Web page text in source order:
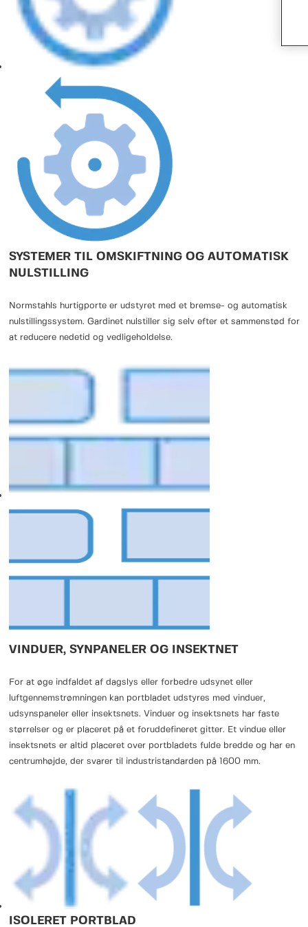
SYSTEMER TIL OMSKIFTNING OG AUTOMATISK
NULSTILLING
Normstahls hurtigporte er udstyret med et bremse- og automatisk
nulstillingssystem. Gardinet nulstiller sig selv efter et sammenstød for
at reducere nedetid og vedligeholdelse.
VINDUER, SYNPANELER OG INSEKTNET
For at øge indfaldet af dagslys eller forbedre udsynet eller
luftgennemstrømningen kan portbladet udstyres med vinduer,
udsynspaneler eller insektsnets. Vinduer og insektsnets har faste
størrelser og er placeret på et foruddefineret gitter. Et vindue eller
insektsnets er altid placeret over portbladets fulde bredde og har en
centrumhøjde, der svarer til industristandarden på 1600 mm.
ISOLERET PORTBLAD